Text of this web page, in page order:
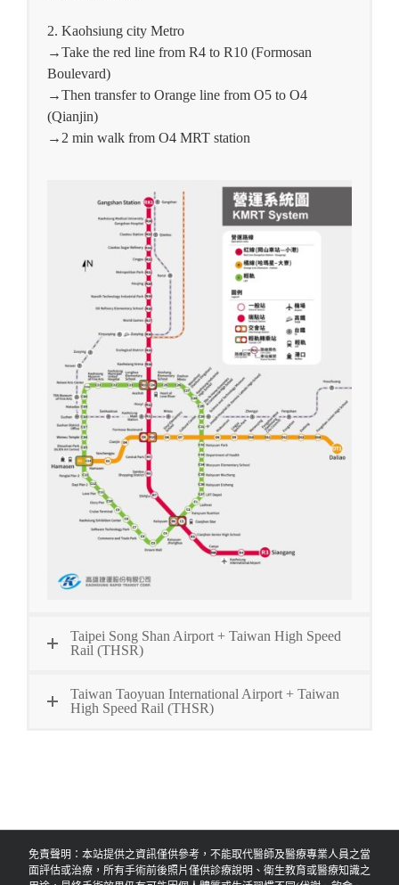
2. Kaohsiung city Metro
→Take the red line from R4 to R10 (Formosan
Boulevard)
→Then transfer to Orange line from O5 to O4
(Qianjin)
→2 min walk from O4 MRT station
Taipei Song Shan Airport + Taiwan High Speed
Rail (THSR)
Taiwan Taoyuan International Airport + Taiwan
High Speed Rail (THSR)
免責聲明：本站提供之資訊僅供參考，不能取代醫師及醫療專業人員之當
面評估或治療，所有手術前後照片僅供診療說明、衛生教育或醫療知識之